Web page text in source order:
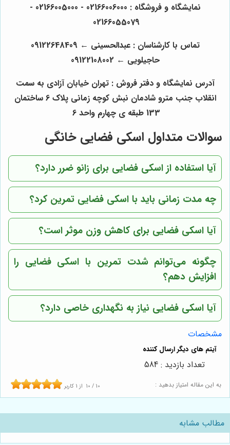
نمایشگاه و فروشگاه : 02166006000 - 02166005000 -
02166055079
تماس با کارشناسان : عبدالحسینی ←
09122648409
حاجیلویی ←
09122108002
آدرس نمایشگاه و دفتر فروش : تهران خیابان آزادی به سمت
انقلاب جنب مترو شادمان نبش کوچه زمانی پلاک 6 ساختمان
133 طبقه ی چهارم واحد 6
سوالات متداول اسکی فضایی خانگی
آیا استفاده از اسکی فضایی برای زانو ضرر دارد؟
چه مدت زمانی باید با اسکی فضایی تمرین کرد؟
آیا اسکی فضایی برای کاهش وزن موثر است؟
چگونه می‌توانم شدت تمرین با اسکی فضایی را
افزایش دهم؟
آیا اسکی فضایی نیاز به نگهداری خاصی دارد؟
مشخصات
به این مقاله امتیاز بدهید : 10 / 10 از 1 کاربر
تعداد بازدید : 584
مطالب مشابه